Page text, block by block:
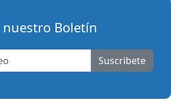
Boletín
Suscribete